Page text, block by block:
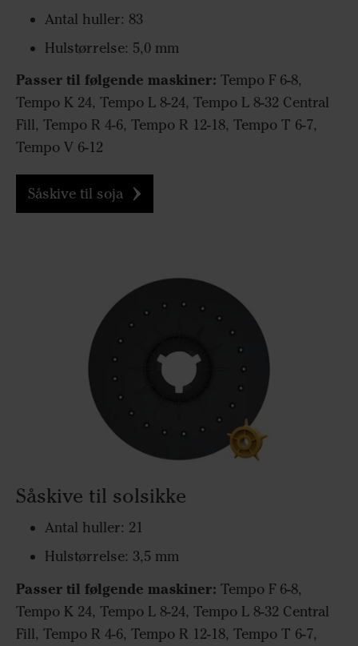
Antal huller: 83
Hulstørrelse: 5,0 mm
Passer til følgende maskiner: Tempo F 6-8,
Tempo K 24, Tempo L 8-24, Tempo L 8-32 Central
Fill, Tempo R 4-6, Tempo R 12-18, Tempo T 6-7,
Tempo V 6-12
Såskive til soja
Såskive til solsikke
Antal huller: 21
Hulstørrelse: 3,5 mm
Passer til følgende maskiner: Tempo F 6-8,
Tempo K 24, Tempo L 8-24, Tempo L 8-32 Central
Fill, Tempo R 4-6, Tempo R 12-18, Tempo T 6-7,